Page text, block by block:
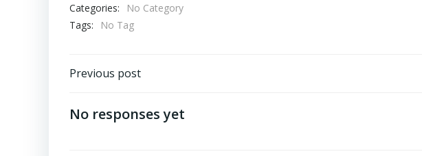
Categories:
No Category
Tags:
No Tag
Post
navigation
Previous post
No responses yet